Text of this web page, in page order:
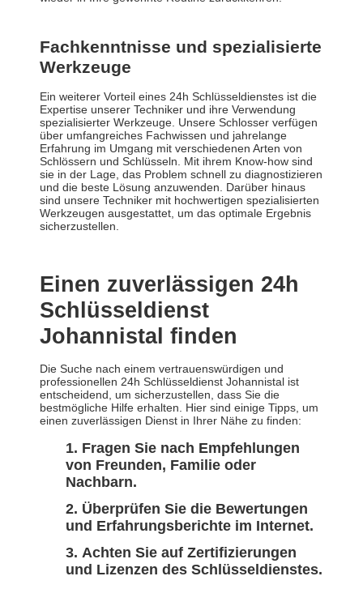
Fachkenntnisse und spezialisierte
Werkzeuge
Ein weiterer Vorteil eines 24h Schlüsseldienstes ist die
Expertise unserer Techniker und ihre Verwendung
spezialisierter Werkzeuge. Unsere Schlosser verfügen
über umfangreiches Fachwissen und jahrelange
Erfahrung im Umgang mit verschiedenen Arten von
Schlössern und Schlüsseln. Mit ihrem Know-how sind
sie in der Lage, das Problem schnell zu diagnostizieren
und die beste Lösung anzuwenden. Darüber hinaus
sind unsere Techniker mit hochwertigen spezialisierten
Werkzeugen ausgestattet, um das optimale Ergebnis
sicherzustellen.
Einen zuverlässigen 24h
Schlüsseldienst
Johannistal finden
Die Suche nach einem vertrauenswürdigen und
professionellen 24h Schlüsseldienst Johannistal ist
entscheidend, um sicherzustellen, dass Sie die
bestmögliche Hilfe erhalten. Hier sind einige Tipps, um
einen zuverlässigen Dienst in Ihrer Nähe zu finden:
Fragen Sie nach Empfehlungen
von Freunden, Familie oder
Nachbarn.
Überprüfen Sie die Bewertungen
und Erfahrungsberichte im Internet.
Achten Sie auf Zertifizierungen
und Lizenzen des Schlüsseldienstes.